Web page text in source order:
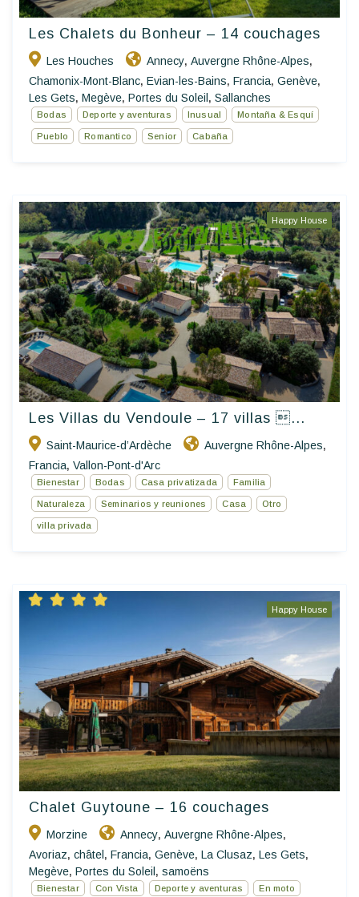
Les Chalets du Bonheur – 14 couchages
Les Houches Annecy, Auvergne Rhône-Alpes,
Chamonix-Mont-Blanc, Evian-les-Bains, Francia, Genève,
Les Gets, Megève, Portes du Soleil , Sallanches
Bodas Deporte y aventuras Inusual Montaña & Esquí
Pueblo Romantico Senior Cabaña
Happy House
Les Villas du Vendoule – 17 villas ...
Saint-Maurice-d’Ardèche Auvergne Rhône-Alpes,
Francia, Vallon-Pont-d'Arc
Bienestar Bodas Casa privatizada Familia
Naturaleza Seminarios y reuniones Casa Otro
villa privada
Happy House
Chalet Guytoune – 16 couchages
Morzine Annecy, Auvergne Rhône-Alpes,
Avoriaz, châtel , Francia, Genève, La Clusaz, Les Gets,
Megève, Portes du Soleil , samoëns
Bienestar Con Vista Deporte y aventuras En moto